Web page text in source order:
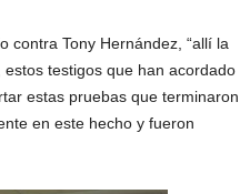
contra Tony Hernández, “allí la
testigos que han acordado
estas pruebas que terminaron
en este hecho y fueron